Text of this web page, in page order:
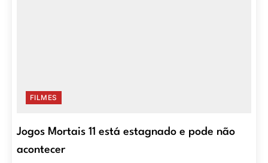
FILMES
Jogos Mortais 11 está estagnado e pode não
acontecer